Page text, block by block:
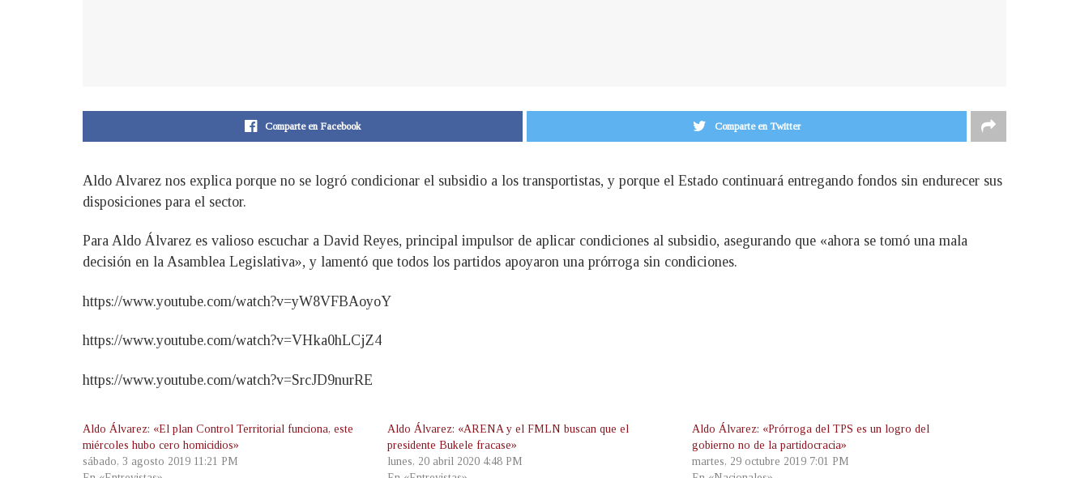
Comparte en Facebook Comparte en Twitter
Aldo Alvarez nos explica porque no se logró condicionar el subsidio a los transportistas, y porque el Estado continuará entregando fondos sin endurecer sus
disposiciones para el sector.
Para Aldo Álvarez es valioso escuchar a David Reyes, principal impulsor de aplicar condiciones al subsidio, asegurando que «ahora se tomó una mala
decisión en la Asamblea Legislativa», y lamentó que todos los partidos apoyaron una prórroga sin condiciones.
https://www.youtube.com/watch?v=yW8VFBAoyoY
https://www.youtube.com/watch?v=VHka0hLCjZ4
https://www.youtube.com/watch?v=SrcJD9nurRE
Aldo Álvarez: «El plan Control Territorial funciona, este
miércoles hubo cero homicidios»
sábado, 3 agosto 2019 11:21 PM
Aldo Álvarez: «ARENA y el FMLN buscan que el
presidente Bukele fracase»
lunes, 20 abril 2020 4:48 PM
Aldo Álvarez: «Prórroga del TPS es un logro del
gobierno no de la partidocracia»
martes, 29 octubre 2019 7:01 PM